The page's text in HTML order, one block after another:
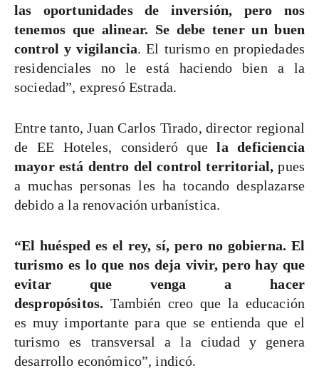
las oportunidades de inversión, pero nos
tenemos que alinear. Se debe tener un buen
control y vigilancia. El turismo en propiedades
residenciales no le está haciendo bien a la
sociedad”, expresó Estrada.
Entre tanto, Juan Carlos Tirado, director regional
de EE Hoteles, consideró quela deficiencia
mayor está dentro del control territorial, pues
a muchas personas les ha tocando desplazarse
debido a la renovación urbanística.
“El huésped es el rey, sí, pero no gobierna. El
turismo es lo que nos deja vivir, pero hay que
evitar que venga a hacer
despropósitos. También creo que la educación
es muy importante para que se entienda que el
turismo es transversal a la ciudad y genera
desarrollo económico”, indicó.